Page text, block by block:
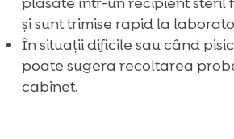
și sunt trimise rapid la
În situații dificile sau când
poate sugera recoltarea
cabinet.